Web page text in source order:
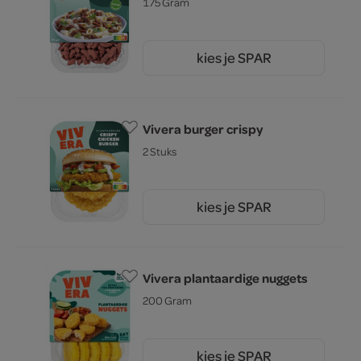
kies je SPAR
Vivera burger crispy
2 Stuks
kies je SPAR
Vivera plantaardige nuggets
200 Gram
kies je SPAR